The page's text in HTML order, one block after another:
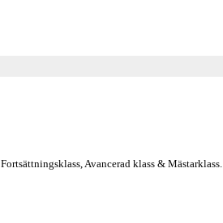
Avancerad klass & Mästarklass.